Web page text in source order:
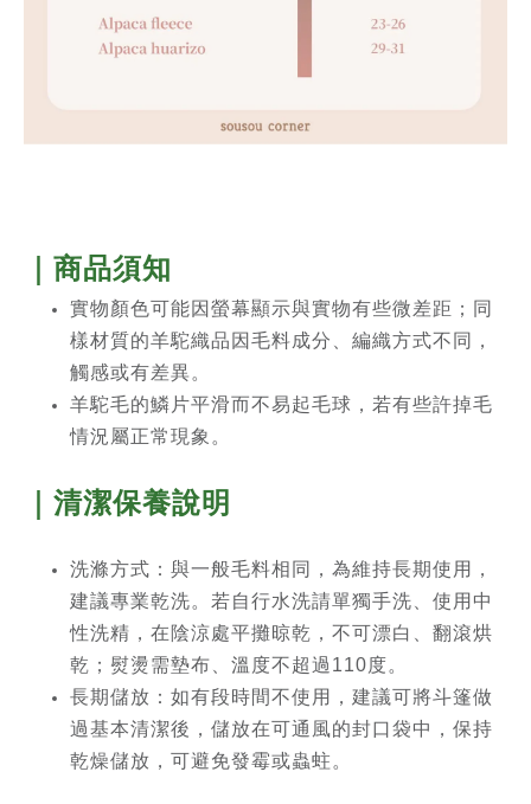
｜商品須知
實物顏色可能因螢幕顯示與實物有些微差距；同
樣材質的羊駝織品因毛料成分、編織方式不同，
觸感或有差異。
羊駝毛的鱗片平滑而不易起毛球，若有些許掉毛
情況屬正常現象。
｜清潔保養說明
洗滌方式：與一般毛料相同，為維持長期使用，
建議專業乾洗。若自行水洗請單獨手洗、使用中
性洗精，在陰涼處平攤晾乾，不可漂白、翻滾烘
乾；熨燙需墊布、溫度不超過110度。
長期儲放：如有段時間不使用，建議可將斗篷做
過基本清潔後，儲放在可通風的封口袋中，保持
乾燥儲放，可避免發霉或蟲蛀。